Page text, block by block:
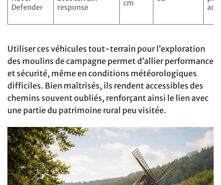
Defender
response
cm
Utiliser ces véhicules tout-terrain pour l’exploration
des moulins de campagne permet d’allier performance
et sécurité, même en conditions météorologiques
difficiles. Bien maîtrisés, ils rendent accessibles des
chemins souvent oubliés, renforçant ainsi le lien avec
une partie du patrimoine rural peu visitée.